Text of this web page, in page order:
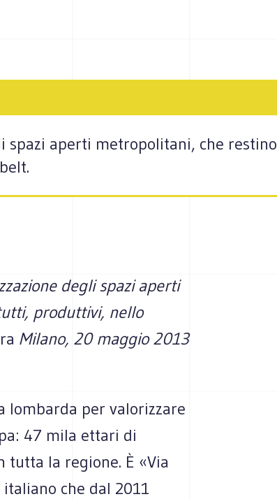
spazi aperti metropolitani, che restino
degli spazi aperti
produttivi, nello
Milano, 20 maggio 2013
lombarda per valorizzare
47 mila ettari di
la regione. È «Via
che dal 2011